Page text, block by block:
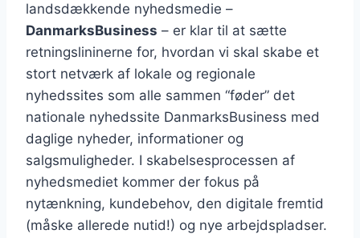
landsdækkende nyhedsmedie –
DanmarksBusiness – er klar til at sætte
retningslininerne for, hvordan vi skal skabe et
stort netværk af lokale og regionale
nyhedssites som alle sammen “føder” det
nationale nyhedssite DanmarksBusiness med
daglige nyheder, informationer og
salgsmuligheder. I skabelsesprocessen af
nyhedsmediet kommer der fokus på
nytænkning, kundebehov, den digitale fremtid
(måske allerede nutid!) og nye arbejdspladser.